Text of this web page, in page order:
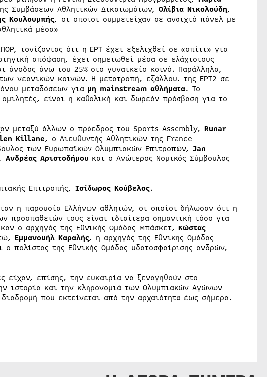
Συμβάσεων Αθλητικών Δικαιωμάτων, Ολίβια Νικολούδη,
Κουλουμπής, οι οποίοι συμμετείχαν σε ανοιχτό πάνελ με
μέσα»
τονίζοντας ότι η ΕΡΤ έχει εξελιχθεί σε «σπίτι» για
απόφαση, έχει σημειωθεί μέσα σε ελάχιστους
άνοδος άνω του 25% στο γυναικείο κοινό. Παράλληλα,
νεανικών κοινών. Η μετατροπή, εξάλλου, της ΕΡΤ2 σε
μεταδόσεων για μη mainstream αθλήματα. Το
είναι η καθολική και δωρεάν πρόσβαση για το
μεταξύ άλλων ο πρόεδρος του Sports Assembly, Runar
Killane, o Διευθυντής Αθλητικών της France
των Ευρωπαϊκών Ολυμπιακών Επιτροπών, Jan
Ανδρέας Αριστοδήμου και ο Ανώτερος Νομικός Σύμβουλος
Επιτροπής, Ισίδωρος Κούβελος.
η παρουσία Ελλήνων αθλητών, οι οποίοι δήλωσαν ότι η
προσπαθειών τους είναι ιδιαίτερα σημαντική τόσο για
ο αρχηγός της Εθνικής Ομάδας Μπάσκετ, Κώστας
Εμμανουήλ Καραλής, η αρχηγός της Εθνικής Ομάδας
ο πολίστας της Εθνικής Ομάδας υδατοσφαίρισης ανδρών,
είχαν, επίσης, την ευκαιρία να ξεναγηθούν στο
ιστορία και την κληρονομιά των Ολυμπιακών Αγώνων
που εκτείνεται από την αρχαιότητα έως σήμερα.